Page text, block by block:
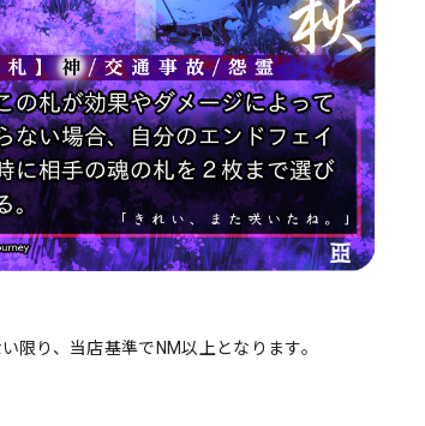
限り、当店基準でNM以上となります。